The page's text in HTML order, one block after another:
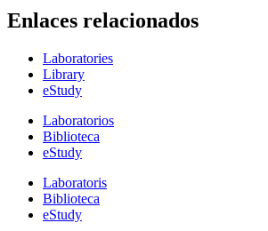
Enlaces relacionados
Laboratories
Library
eStudy
Laboratorios
Biblioteca
eStudy
Laboratoris
Biblioteca
eStudy